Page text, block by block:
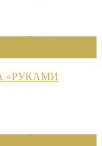
«РУКАМИ